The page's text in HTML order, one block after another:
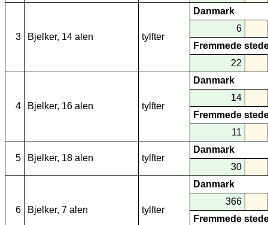
3 Bjelker, 14 alen tylfter
Danmark
6
Fremmede
22
4 Bjelker, 16 alen tylfter
Danmark
14
Fremmede
11
5 Bjelker, 18 alen tylfter
Danmark
30
6 Bjelker, 7 alen tylfter
Danmark
366
Fremmede